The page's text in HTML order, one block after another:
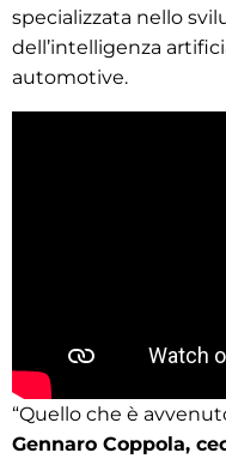
specializzata nello
dell’intelligenza
automotive.
“Quello che è
Gennaro Coppola,